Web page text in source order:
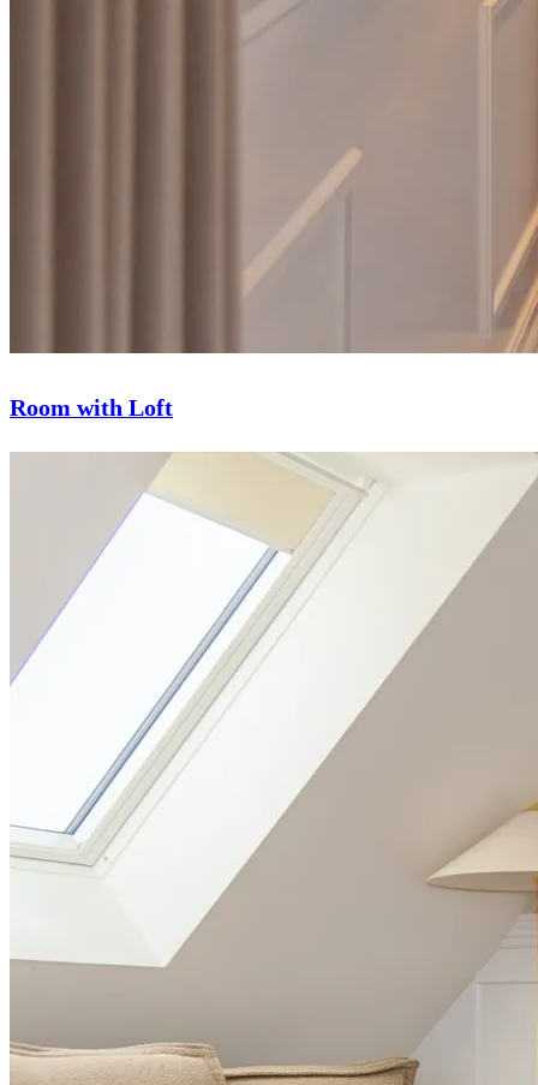
Room with Loft